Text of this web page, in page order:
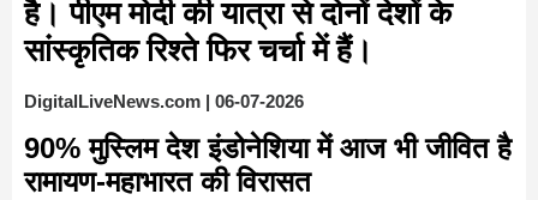
है। पीएम मोदी की यात्रा से दोनों देशों के
सांस्कृतिक रिश्ते फिर चर्चा में हैं।
DigitalLiveNews.com | 06-07-2026
90% मुस्लिम देश इंडोनेशिया में आज भी जीवित है
रामायण-महाभारत की विरासत